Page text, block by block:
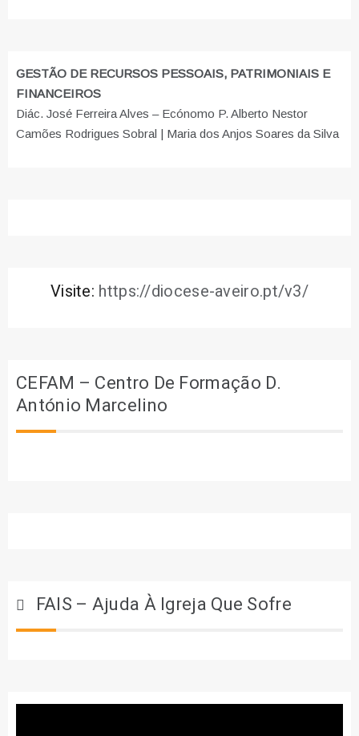
GESTÃO DE RECURSOS PESSOAIS, PATRIMONIAIS E
FINANCEIROS
Diác. José Ferreira Alves – Ecónomo P. Alberto Nestor
Camões Rodrigues Sobral | Maria dos Anjos Soares da Silva
Visite: https://diocese-aveiro.pt/v3/
CEFAM – Centro De Formação D.
António Marcelino
FAIS – Ajuda À Igreja Que Sofre